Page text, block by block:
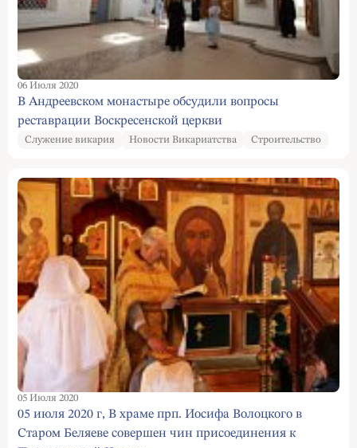
06 Июля 2020
В Андреевском монастыре обсудили вопросы
реставрации Воскресенской церкви
Служение викария Новости Викариатства Строительство
05 Июля 2020
05 июля 2020 г, В храме прп. Иосифа Волоцкого в
Старом Беляеве совершен чин присоединения к